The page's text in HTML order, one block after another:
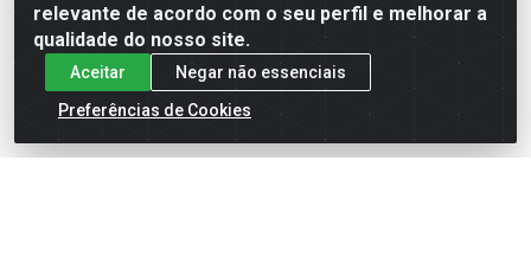
relevante de acordo com o seu perfil e melhorar a
qualidade do nosso site.
Aceitar
Negar não essenciais
Preferências de Cookies